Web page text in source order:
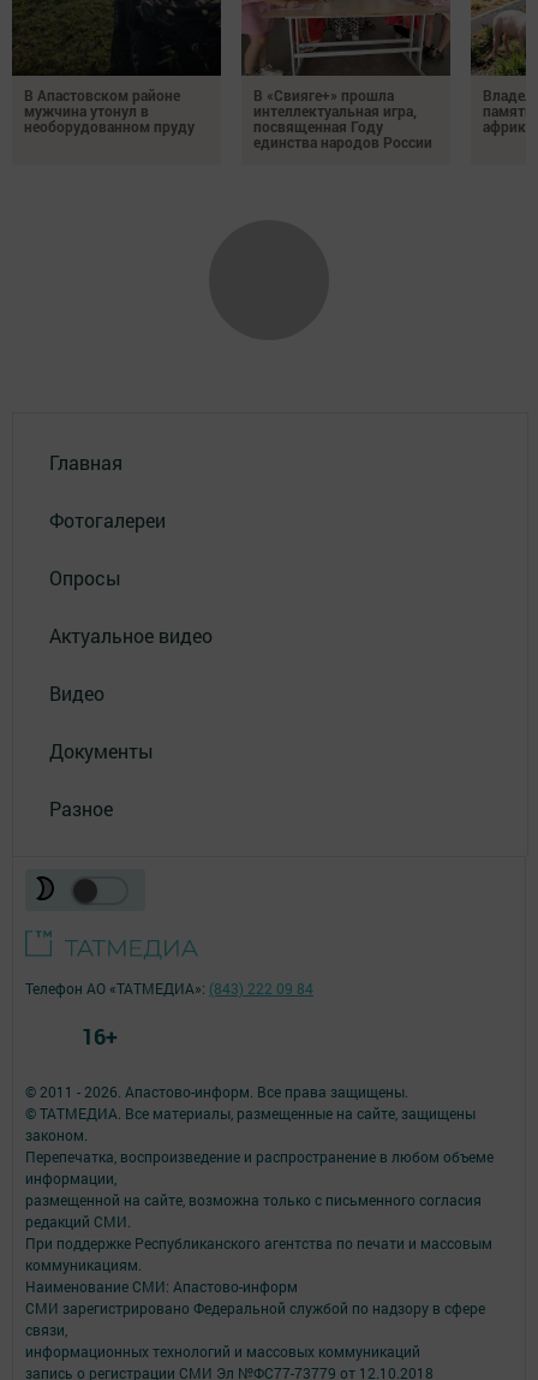
В Апастовском районе
мужчина утонул в
необорудованном пруду
В «Свияге+» прошла
интеллектуальная игра,
посвященная Году
единства народов России
Главная
Фотогалереи
Опросы
Актуальное видео
Видео
Документы
Разное
© 2011 - 2026. Апастово-информ. Все права защищены.
© ТАТМЕДИА. Все материалы, размещенные на сайте, защищены
законом.
Перепечатка, воспроизведение и распространение в любом объеме
информации,
размещенной на сайте, возможна только с письменного согласия
редакций СМИ.
При поддержке Республиканского агентства по печати и массовым
коммуникациям.
Наименование СМИ: Апастово-информ
СМИ зарегистрировано Федеральной службой по надзору в сфере
связи,
информационных технологий и массовых коммуникаций
запись о регистрации СМИ Эл №ФС77-73779 от 12.10.2018
Телефон АО «ТАТМЕДИА»: (843) 222 09 84
16+